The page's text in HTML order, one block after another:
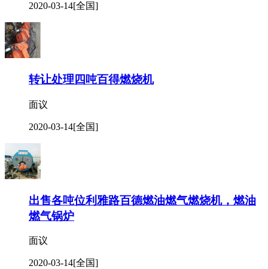
2020-03-14[全国]
转让处理四吨百得燃烧机
面议
2020-03-14[全国]
出售各吨位利雅路百德燃油燃气燃烧机，燃油
燃气锅炉
面议
2020-03-14[全国]